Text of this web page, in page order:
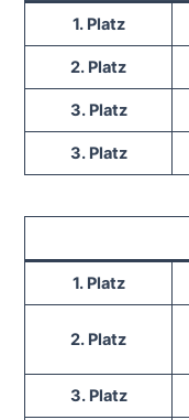
1. Platz
2. Platz
3. Platz
3. Platz
1. Platz
2. Platz
3. Platz